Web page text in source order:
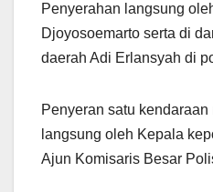
Penyerahan langsung
Djoyosoemarto serta di
daerah Adi Erlansyah di
Penyeran satu
langsung oleh Kepala
Ajun Komisaris Besar